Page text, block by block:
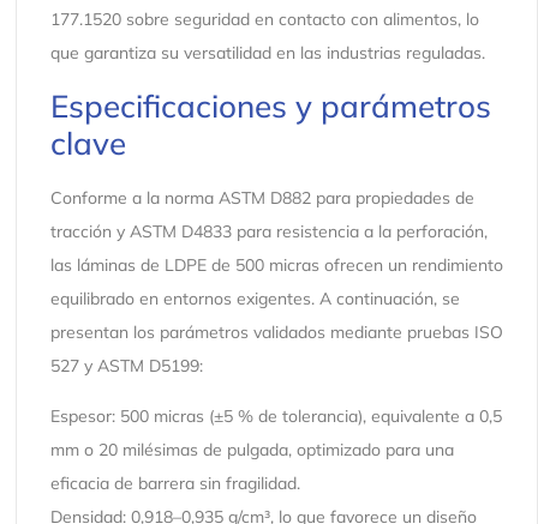
177.1520 sobre seguridad en contacto con alimentos, lo
que garantiza su versatilidad en las industrias reguladas.
Especificaciones y parámetros
clave
Conforme a la norma ASTM D882 para propiedades de
tracción y ASTM D4833 para resistencia a la perforación,
las láminas de LDPE de 500 micras ofrecen un rendimiento
equilibrado en entornos exigentes. A continuación, se
presentan los parámetros validados mediante pruebas ISO
527 y ASTM D5199:
Espesor: 500 micras (±5 % de tolerancia), equivalente a 0,5
mm o 20 milésimas de pulgada, optimizado para una
eficacia de barrera sin fragilidad.
Densidad: 0,918–0,935 g/cm³, lo que favorece un diseño